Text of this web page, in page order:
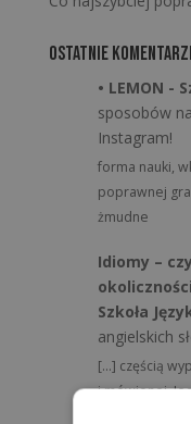
Ostatnie
• LEMON -
sposobów
Instagram!
forma nauki,
poprawnej
żmudne
Idiomy –
Szkoła
angielskich
[…] częścią
i mówionej.